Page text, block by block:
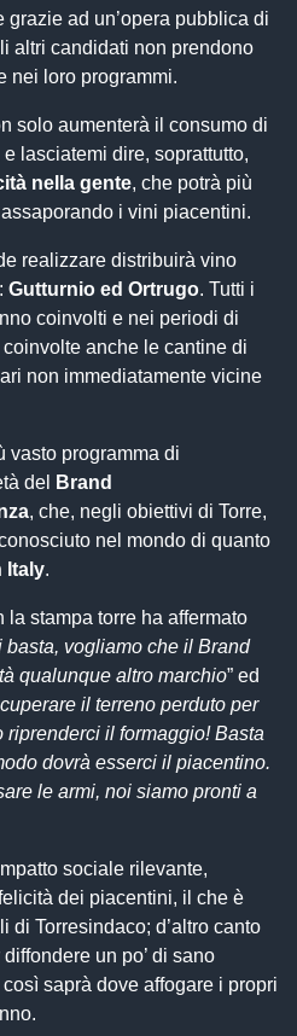
ad un’opera pubblica di
altri candidati non prendono
nei loro programmi.
solo aumenterà il consumo di
lasciatemi dire, soprattutto,
nella gente, che potrà più
i vini piacentini.
realizzare distribuirà vino
Gutturnio ed Ortrugo. Tutti i
coinvolti e nei periodi di
anche le cantine di
non immediatamente vicine
vasto programma di
del
Brand
, che, negli obiettivi di Torre,
nel mondo di quanto
Italy.
stampa torre ha affermato
basta, vogliamo che il Brand
qualunque altro marchio” ed
il terreno perduto per
il formaggio! Basta
dovrà esserci il piacentino.
le armi, noi siamo pronti a
sociale rilevante,
dei piacentini, il che è
di Torresindaco; d’altro canto
un po’ di sano
saprà dove affogare i propri